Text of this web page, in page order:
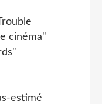
cinéma"
estimé